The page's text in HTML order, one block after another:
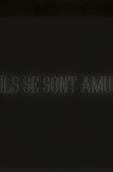
Ils se sont